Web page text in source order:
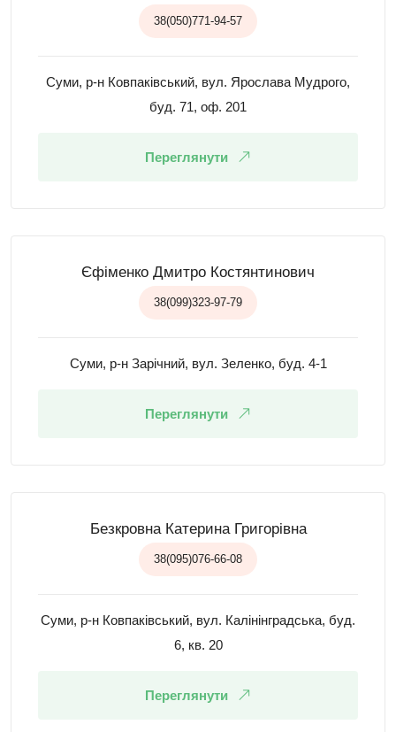
38(050)771-94-57
Суми, р-н Ковпаківський, вул. Ярослава Мудрого,
буд. 71, оф. 201
Переглянути
Єфіменко Дмитро Костянтинович
38(099)323-97-79
Суми, р-н Зарічний, вул. Зеленко, буд. 4-1
Переглянути
Безкровна Катерина Григорівна
38(095)076-66-08
Суми, р-н Ковпаківський, вул. Калінінградська, буд.
6, кв. 20
Переглянути